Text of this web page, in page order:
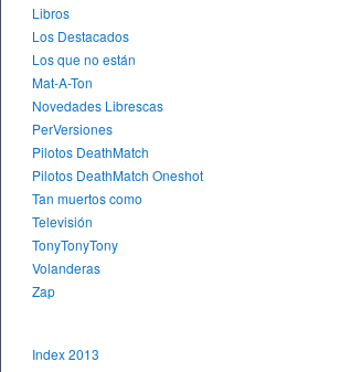
Libros
Los Destacados
Los que no están
Mat-A-Ton
Novedades Librescas
PerVersiones
Pilotos DeathMatch
Pilotos DeathMatch Oneshot
Tan muertos como
Televisión
TonyTonyTony
Volanderas
Zap
Index 2013